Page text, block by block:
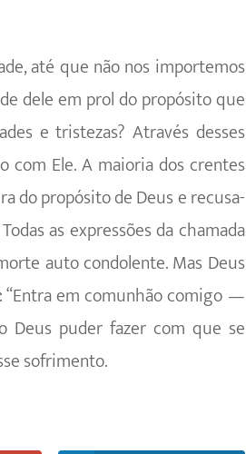
até que não nos importemos
dele em prol do propósito que
e tristezas? Através desses
com Ele. A maioria dos crentes
do propósito de Deus e recusa-
as expressões da chamada
auto condolente. Mas Deus
“Entra em comunhão comigo —
Deus puder fazer com que se
sofrimento.